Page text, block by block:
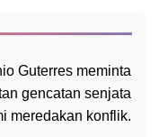
Guterres meminta
gencatan senjata
meredakan konflik.